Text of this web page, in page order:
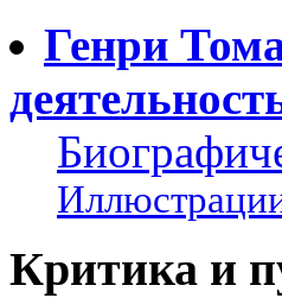
Генри
Критика и